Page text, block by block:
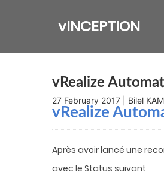
vINCEPTION
vRealize
27 February 2017 | Bilel
vRealize
Après avoir lancé une
avec le Status suivant